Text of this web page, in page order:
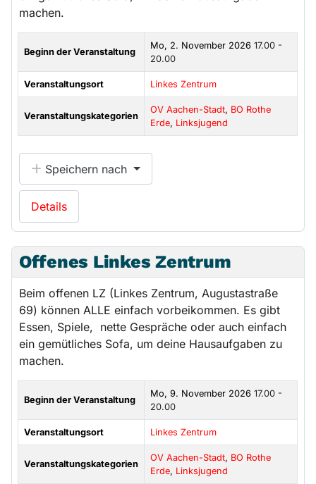
machen.
Beginn der Veranstaltung
Mo, 2. November 202617.00 -
20.00
Veranstaltungsort Linkes Zentrum
Veranstaltungskategorien
OV Aachen-Stadt, BO Rothe
Erde, Linksjugend
Speichern nach
Details
Offenes Linkes Zentrum
Beim offenen LZ (Linkes Zentrum, Augustastraße
69) können ALLE einfach vorbeikommen. Es gibt
Essen, Spiele, nette Gespräche oder auch einfach
ein gemütliches Sofa, um deine Hausaufgaben zu
machen.
Beginn der Veranstaltung
Mo, 9. November 202617.00 -
20.00
Veranstaltungsort Linkes Zentrum
Veranstaltungskategorien
OV Aachen-Stadt, BO Rothe
Erde, Linksjugend